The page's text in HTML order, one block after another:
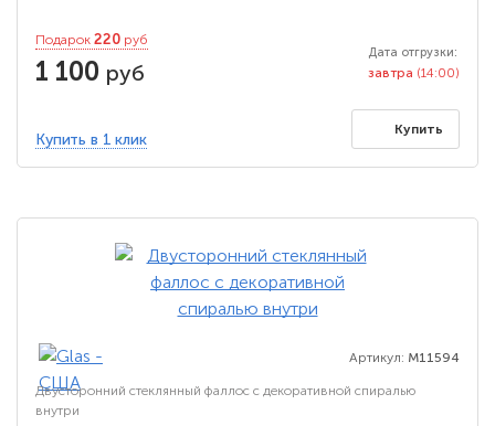
Подарок 220 руб
1 100 руб
Дата отгрузки:
завтра (14:00)
Купить в 1 клик
Купить
Артикул: M11594
Двусторонний стеклянный фаллос с декоративной спиралью
внутри